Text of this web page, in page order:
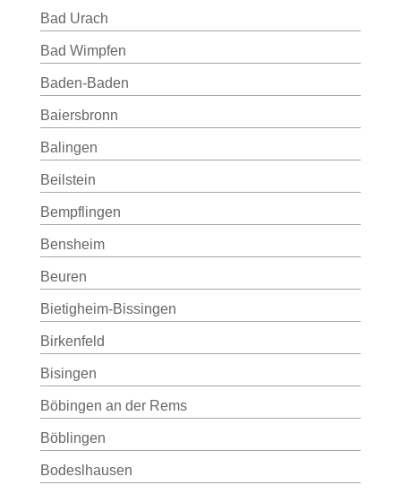
Bad Urach
Bad Wimpfen
Baden-Baden
Baiersbronn
Balingen
Beilstein
Bempflingen
Bensheim
Beuren
Bietigheim-Bissingen
Birkenfeld
Bisingen
Böbingen an der Rems
Böblingen
Bodeslhausen